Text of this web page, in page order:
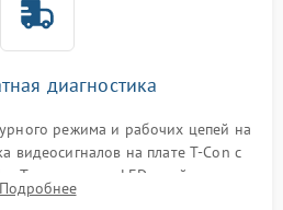
диагностика
режима и рабочих цепей на
видеосигналов на плате T-Con с
Тестирование LED-драйвера и
подсветки мультиметром.
Подробнее